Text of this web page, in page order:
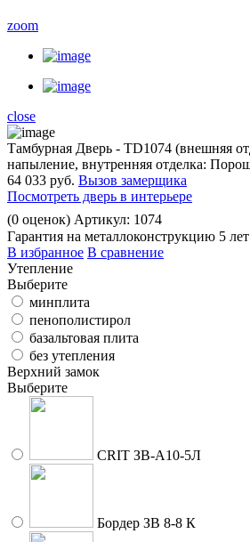
zoom
close
Тамбурная Дверь - TD1074 (внешняя
напыление, внутренняя отделка:
64 033 руб. Вызов замерщика
Посмотреть дверь в интерьере
(0 оценок) Артикул: 1074
Гарантия на металлоконструкцию 5 лет
В избранное В сравнение
Утепление
Выберите
минплита
пенополистирол
базальтовая плита
без утепления
Верхний замок
Выберите
CRIT ЗВ-A10-5Л
Бордер ЗВ 8-8 К